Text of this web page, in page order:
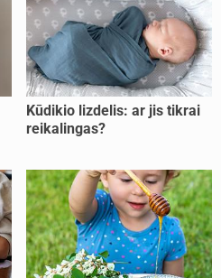
Kūdikio lizdelis: ar jis tikrai
reikalingas?